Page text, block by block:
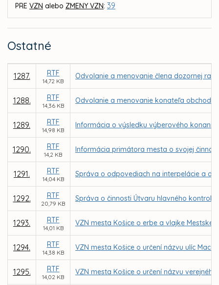
PRE VZN alebo ZMENY VZN: 39
Ostatné
1287. RTF
14,72 KB
Odvolanie a menovanie člena dozornej
1288. RTF
14,36 KB
Odvolanie a menovanie konateľa
1289. RTF
14,98 KB
Informácia o výsledku výberového
1290. RTF
14,2 KB
Informácia primátora mesta o svojej
1291. RTF
14,04 KB
Správa o odpovediach na interpelácie a
1292. RTF
20,79 KB
Správa o činnosti Útvaru hlavného
1293. RTF
14,01 KB
VZN mesta Košice o erbe a vlajke Mestskej
1294. RTF
14,38 KB
VZN mesta Košice o určení názvu ulíc
1295. RTF
14,02 KB
VZN mesta Košice o určení názvu